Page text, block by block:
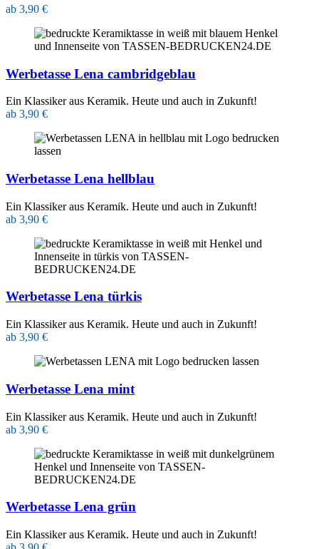
ab 3,90 €
Werbetasse Lena cambridgeblau
Ein Klassiker aus Keramik. Heute und auch in Zukunft!
ab 3,90 €
Werbetasse Lena hellblau
Ein Klassiker aus Keramik. Heute und auch in Zukunft!
ab 3,90 €
Werbetasse Lena türkis
Ein Klassiker aus Keramik. Heute und auch in Zukunft!
ab 3,90 €
Werbetasse Lena mint
Ein Klassiker aus Keramik. Heute und auch in Zukunft!
ab 3,90 €
Werbetasse Lena grün
Ein Klassiker aus Keramik. Heute und auch in Zukunft!